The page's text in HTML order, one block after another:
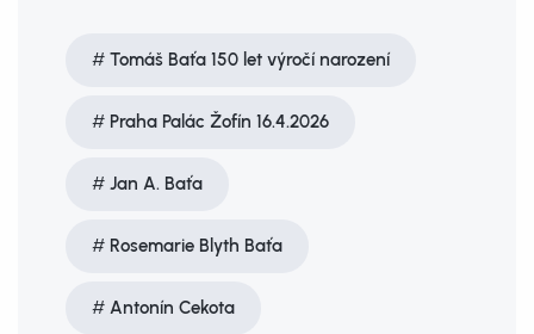
Tomáš Baťa 150 let výročí narození
Praha Palác Žofín 16.4.2026
Jan A. Baťa
Rosemarie Blyth Baťa
Antonín Cekota